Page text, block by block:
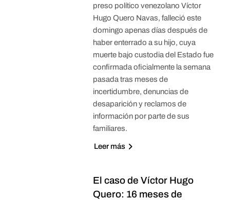
preso político venezolano Víctor
Hugo Quero Navas, falleció este
domingo apenas días después de
haber enterrado a su hijo, cuya
muerte bajo custodia del Estado fue
confirmada oficialmente la semana
pasada tras meses de
incertidumbre, denuncias de
desaparición y reclamos de
información por parte de sus
familiares.
Leer más
El caso de Víctor Hugo
Quero: 16 meses de